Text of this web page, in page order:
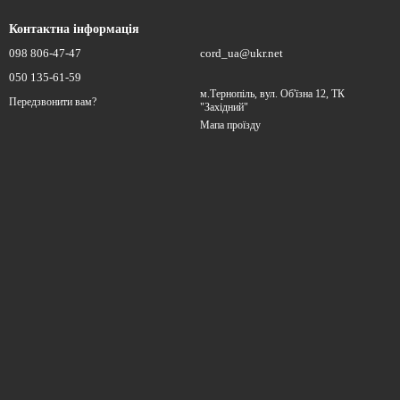
Контактна інформація
098 806-47-47
050 135-61-59
Передзвонити вам?
cord_ua@ukr.net
м.Тернопіль, вул. Об'їзна 12, ТК
"Західний"
Мапа проїзду